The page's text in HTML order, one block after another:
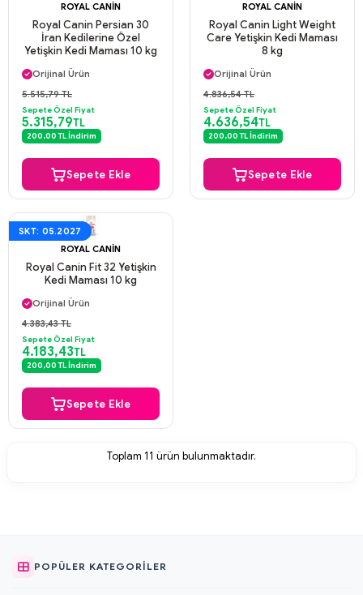
ROYAL CANIN
Royal Canin Persian 30
İran Kedilerine Özel
Yetişkin Kedi Maması 10 kg
Aynı Gün Kargo
Orijinal Ürün
Güvenli Ödeme
Aynı Gün Kargo
5.515,79 TL
Sepete Özel Fiyat
5.315,79TL
200,00 TL İndirim
Sepete Ekle
ROYAL CANIN
Royal Canin Light Weight
Care Yetişkin Kedi Maması
8 kg
Aynı Gün Kargo
Orijinal Ürün
Güvenli Ödeme
Aynı Gün Kargo
4.836,54 TL
Sepete Özel Fiyat
4.636,54TL
200,00 TL İndirim
Sepete Ekle
SKT: 05.2027
ROYAL CANIN
Royal Canin Fit 32 Yetişkin
Kedi Maması 10 kg
Aynı Gün Kargo
Orijinal Ürün
Güvenli Ödeme
Aynı Gün Kargo
4.383,43 TL
Sepete Özel Fiyat
4.183,43TL
200,00 TL İndirim
Sepete Ekle
Toplam 11 ürün bulunmaktadır.
POPÜLER KATEGORILER